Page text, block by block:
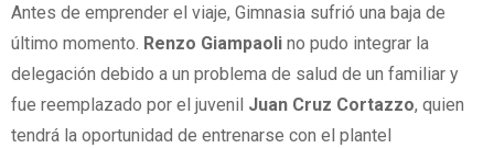
Antes de emprender el viaje, Gimnasia sufrió una baja de
último momento. Renzo Giampaoli no pudo integrar la
delegación debido a un problema de salud de un familiar y
fue reemplazado por el juvenil Juan Cruz Cortazzo, quien
tendrá la oportunidad de entrenarse con el plantel